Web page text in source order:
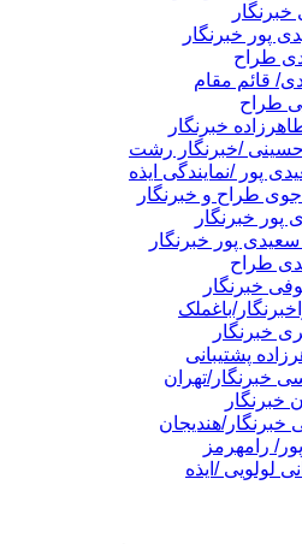
پور خبرنگار
طراح
قائم مقام
طراح
خبرنگار
/خبرنگار رشت
پور /نمایندگی ایذه
طراح و خبرنگار
پور خبرنگار
پور خبرنگار
طراح
خبرنگار
باغملک
خبرنگار
پشتیبانی
خبرنگار/تهران
خبرنگار
خبرنگار/هندیجان
رامهرمز
لولویی /ایذه